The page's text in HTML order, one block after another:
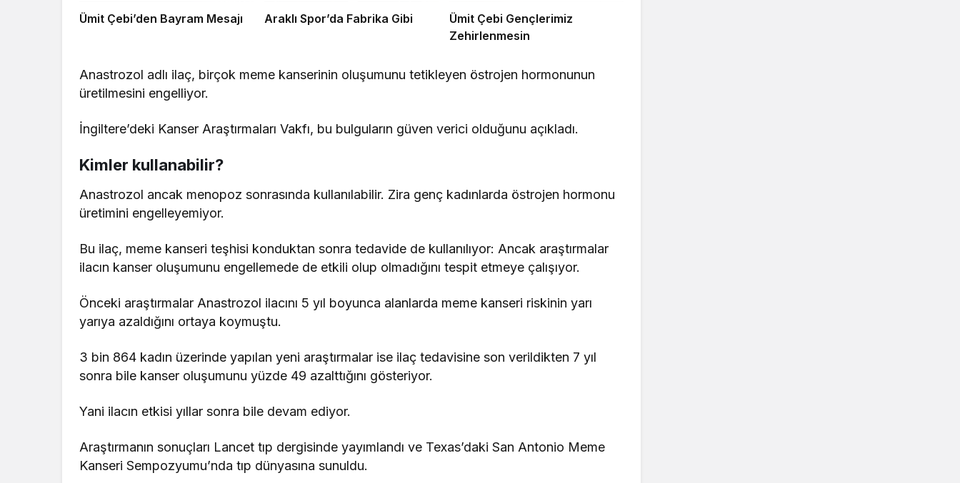
Ümit Çebi’den Bayram Mesajı Araklı Spor’da Fabrika Gibi
Ümit Çebi Gençlerimiz
Zehirlenmesin
Anastrozol adlı ilaç, birçok meme kanserinin oluşumunu tetikleyen östrojen hormonunun
üretilmesini engelliyor.
İngiltere’deki Kanser Araştırmaları Vakfı, bu bulguların güven verici olduğunu açıkladı.
Kimler kullanabilir?
Anastrozol ancak menopoz sonrasında kullanılabilir. Zira genç kadınlarda östrojen hormonu
üretimini engelleyemiyor.
Bu ilaç, meme kanseri teşhisi konduktan sonra tedavide de kullanılıyor: Ancak araştırmalar
ilacın kanser oluşumunu engellemede de etkili olup olmadığını tespit etmeye çalışıyor.
Önceki araştırmalar Anastrozol ilacını 5 yıl boyunca alanlarda meme kanseri riskinin yarı
yarıya azaldığını ortaya koymuştu.
3 bin 864 kadın üzerinde yapılan yeni araştırmalar ise ilaç tedavisine son verildikten 7 yıl
sonra bile kanser oluşumunu yüzde 49 azalttığını gösteriyor.
Yani ilacın etkisi yıllar sonra bile devam ediyor.
Araştırmanın sonuçları Lancet tıp dergisinde yayımlandı ve Texas’daki San Antonio Meme
Kanseri Sempozyumu’nda tıp dünyasına sunuldu.